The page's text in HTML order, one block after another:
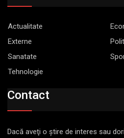
Actualitate
Externe
Sanatate
Tehnologie
Contact
Dacă aveţi o ştire de interes sau